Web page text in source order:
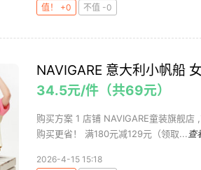
值！ +0
不值 -0
NAVIGARE 意大利小帆船
34.5元/件（共69元）
购买方案 1 店铺 NAVIGARE童装旗舰
购买更省！ 满180元减129元（领取... 查
2026-4-15 15:18